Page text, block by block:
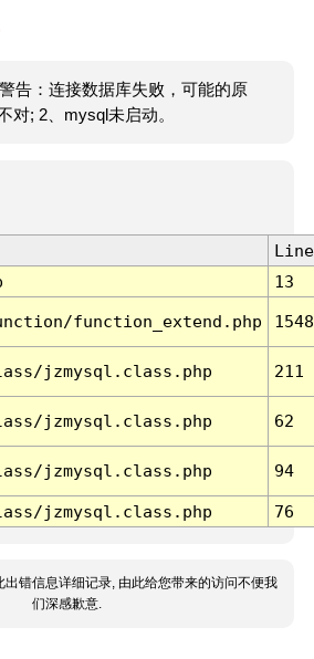
告：连接数据库失败，可能的原
对; 2、mysql未启动。
Line
13
function_extend.php 1548
jzmysql.class.php 211
jzmysql.class.php 62
jzmysql.class.php 94
jzmysql.class.php 76
出错信息详细记录, 由此给您带来的访问不便我
们深感歉意.